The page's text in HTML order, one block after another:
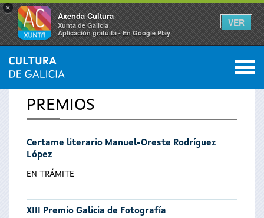
×
Axenda Cultura
Xunta de Galicia
Aplicación gratuíta - En Google Play
VER
Vostede
está
aquí
INICIO 0
PREMIOS
Certame literario Manuel-Oreste Rodríguez
López
EN TRÁMITE
XIII Premio Galicia de Fotografía